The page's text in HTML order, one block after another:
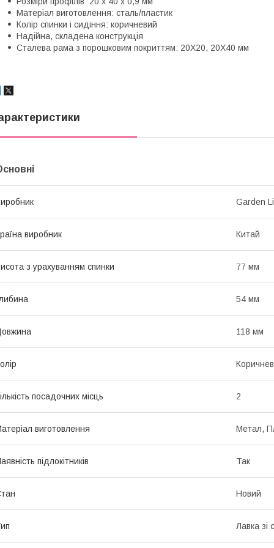
Матеріал виготовлення: сталь/пластик
Колір спинки і сидіння: коричневий
Надійна, складена конструкція
Сталева рама з порошковим покриттям: 20X20, 20X40 мм
Garden
виробник Китай
з урахуванням спинки 77 мм
54 мм
118 мм
посадочних місць 2
виготовлення Метал,
підлокітників Так
Новий
Лавка зі